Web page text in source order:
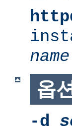
name
옵
-d